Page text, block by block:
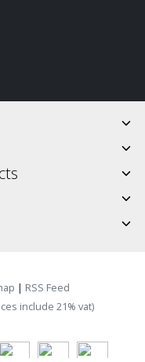
| RSS Feed
include 21% vat)